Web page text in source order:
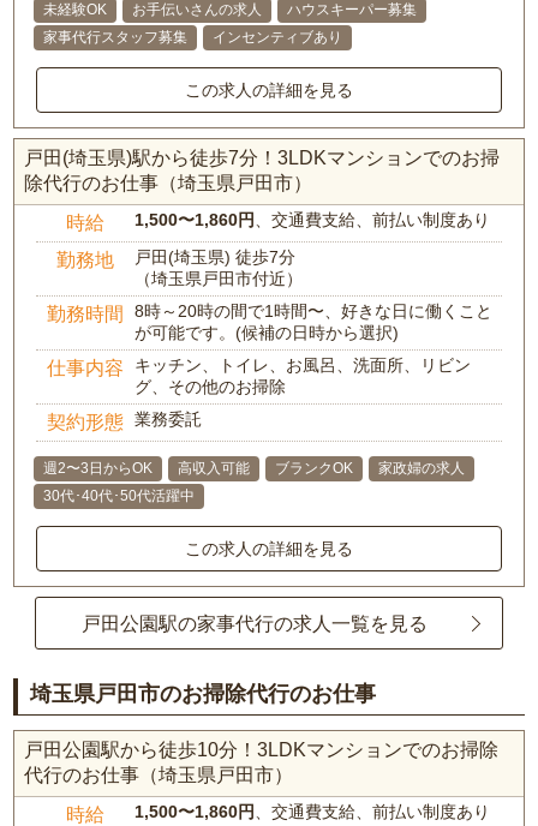
未経験OK
お手伝いさんの求人
ハウスキーパー募集
家事代行スタッフ募集
インセンティブあり
この求人の詳細を見る
戸田(埼玉県)駅から徒歩7分！3LDKマンションでのお掃
除代行のお仕事（埼玉県戸田市）
時給 1,500〜1,860円、交通費支給、前払い制度あり
勤務地
戸田(埼玉県) 徒歩7分
（埼玉県戸田市付近）
勤務時間
8時～20時の間で1時間〜、好きな日に働くこと
が可能です。(候補の日時から選択)
仕事内容
キッチン、トイレ、お風呂、洗面所、リビン
グ、その他のお掃除
契約形態 業務委託
週2〜3日からOK 高収入可能 ブランクOK
家政婦の求人
30代･40代･50代活躍中
この求人の詳細を見る
戸田公園駅の家事代行の求人一覧を見る
埼玉県戸田市のお掃除代行のお仕事
戸田公園駅から徒歩10分！3LDKマンションでのお掃除
代行のお仕事（埼玉県戸田市）
時給 1,500〜1,860円 、交通費支給、前払い制度あり